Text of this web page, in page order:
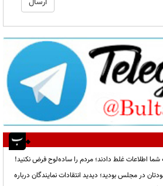
اطلاعات غلط دادند؛ مردم را ساده‌لوح فرض نکنید!
در مجلس بودید؛ دیدید انتقادات نمایندگان درباره